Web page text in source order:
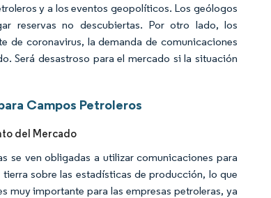
y a los eventos geopolíticos. Los geólogos
reservas no descubiertas. Por otro lado, los
de coronavirus, la demanda de comunicaciones
Será desastroso para el mercado si la situación
Campos Petroleros
del Mercado
se ven obligadas a utilizar comunicaciones para
sobre las estadísticas de producción, lo que
muy importante para las empresas petroleras, ya